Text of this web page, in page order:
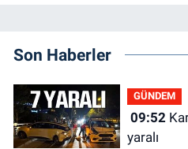
Son Haberler
GÜNDEM
09:52Karabük'te kaza yaptılar: 7
yaralı